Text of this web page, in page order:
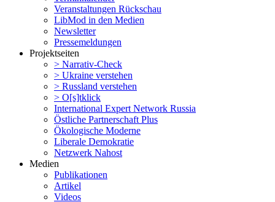
Veran­stal­tungen Rückschau
LibMod in den Medien
Newsletter
Presse­mel­dungen
Projekt­seiten
> Narrativ-Check
> Ukraine verstehen
> Russland verstehen
> O[s]tklick
Inter­na­tional Expert Network Russia
Östliche Partner­schaft Plus
Ökolo­gische Moderne
Liberale Demokratie
Netzwerk Nahost
Medien
Publi­ka­tionen
Artikel
Videos